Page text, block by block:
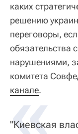
каких
решению
переговоры,
обязательства
нарушениями,
комитета
канале.
«
"Киевская